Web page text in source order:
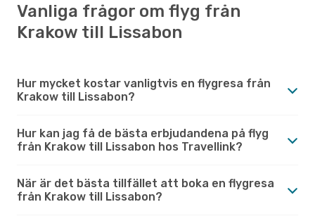
Vanliga frågor om flyg från
Krakow till Lissabon
Hur mycket kostar vanligtvis en flygresa från
Krakow till Lissabon?
Hur kan jag få de bästa erbjudandena på flyg
från Krakow till Lissabon hos Travellink?
När är det bästa tillfället att boka en flygresa
från Krakow till Lissabon?